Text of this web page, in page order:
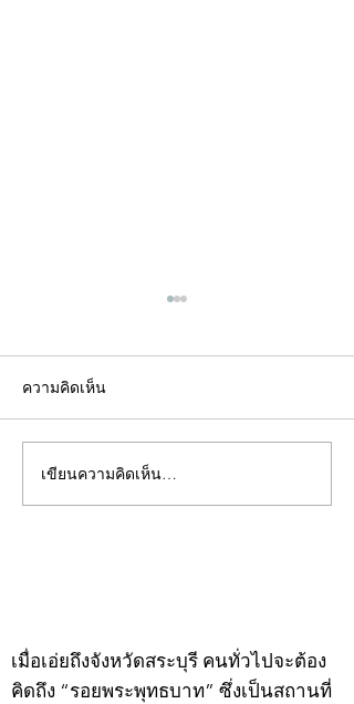
คอลัมน์"จับชีพจรวงการ
พระ"ประจำพุธที่ 29
ความคิดเห็น
เขียนความคิดเห็น…
เมื่อเอ่ยถึงจังหวัดสระบุรี คนทั่วไปจะต้อง
คิดถึง “รอยพระพุทธบาท” ซึ่งเป็นสถานที่